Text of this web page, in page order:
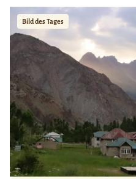
Bild des Tages